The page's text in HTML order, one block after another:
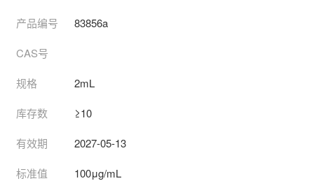
产品编号 83856a
CAS号
规格 2mL
库存数 ≥10
有效期 2027-05-13
标准值 100μg/mL